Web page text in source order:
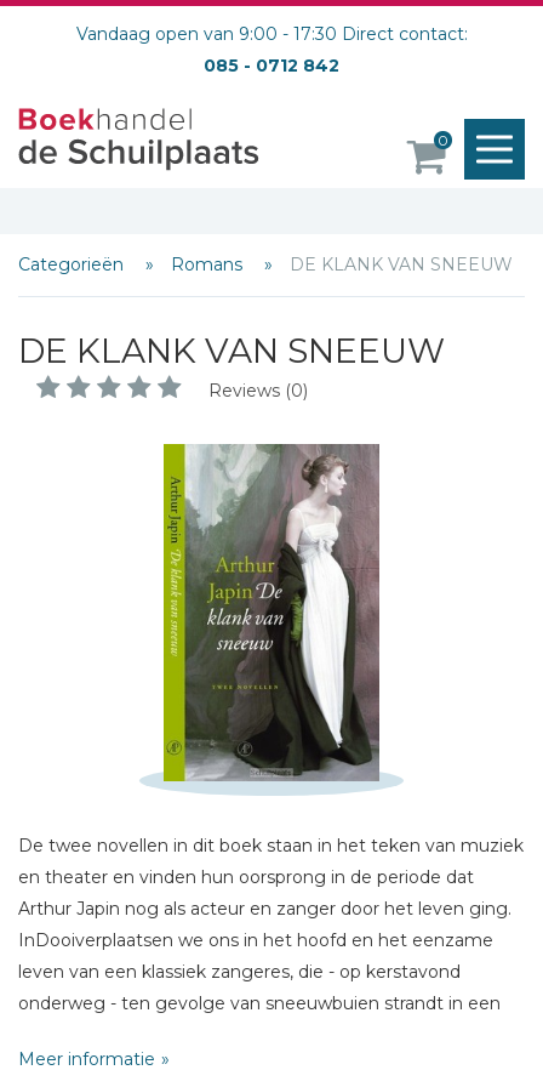
Vandaag open van 9:00 - 17:30 Direct contact:
085 - 0712 842
0
Categorieën Romans DE KLANK VAN SNEEUW
DE KLANK VAN SNEEUW
Reviews (0)
De twee novellen in dit boek staan in het teken van muziek
en theater en vinden hun oorsprong in de periode dat
Arthur Japin nog als acteur en zanger door het leven ging.
InDooiverplaatsen we ons in het hoofd en het eenzame
leven van een klassiek zangeres, die - op kerstavond
onderweg - ten gevolge van sneeuwbuien strandt in een
brengt haar terug bij haar enige manier van expressie: het
Meer informatie
Schrijf hieronder je review!
Titel *
Bericht *